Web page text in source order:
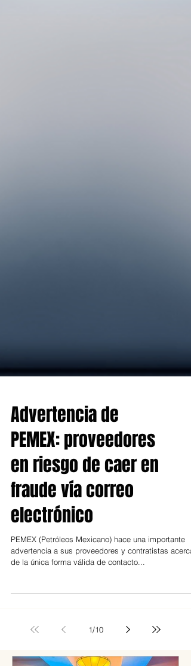
Advertencia de
PEMEX: proveedores
en riesgo de caer en
fraude vía correo
electrónico
de la única forma válida de contacto...
1/10